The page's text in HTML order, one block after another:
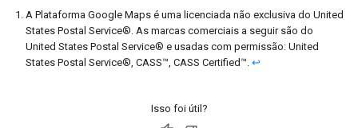
A Plataforma Google Maps é uma licenciada não exclusiva do United
States Postal Service®. As marcas comerciais a seguir são do
United States Postal Service® e usadas com permissão: United
States Postal Service®, CASS™, CASS Certified™. ↩
Isso foi útil?